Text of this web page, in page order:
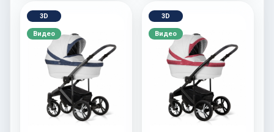
3D
Видео
3D
Видео